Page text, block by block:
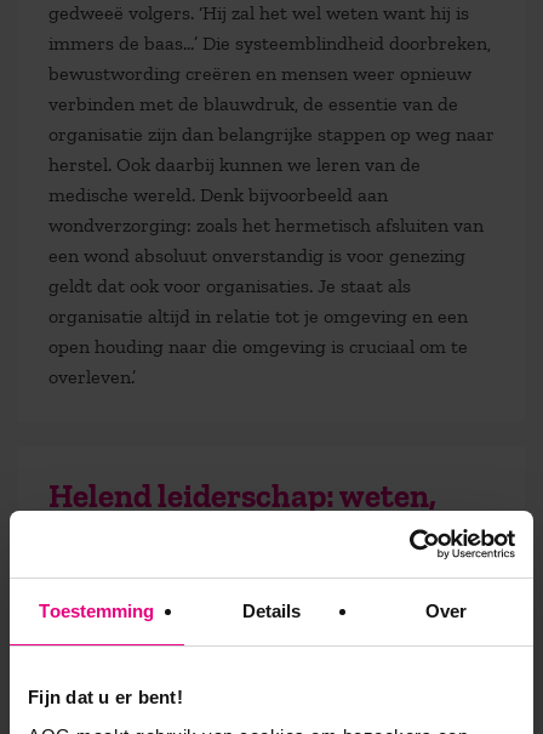
Toestemming Details Over
Fijn dat u er bent!
gedweeë volgers. ‘Hij zal het wel weten want hij is
immers de baas…’ Die systeemblindheid doorbreken,
bewustwording creëren en mensen weer opnieuw
verbinden met de blauwdruk, de essentie van de
organisatie zijn dan belangrijke stappen op weg naar
herstel. Ook daarbij kunnen we leren van de
medische wereld. Denk bijvoorbeeld aan
wondverzorging: zoals het hermetisch afsluiten van
een wond absoluut onverstandig is voor genezing
geldt dat ook voor organisaties. Je staat als
organisatie altijd in relatie tot je omgeving en een
open houding naar die omgeving is cruciaal om te
overleven.’
Helend leiderschap: weten,
kunnen leveren aan helend leiderschap. Dat begint
mijn boek schets. Dat ze daar meer inzicht in